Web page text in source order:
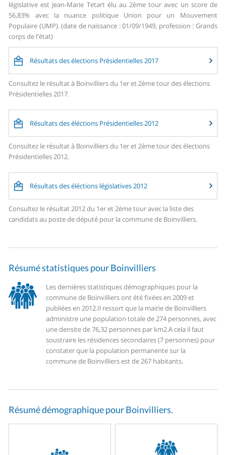
législative est Jean-Marie Tetart élu au 2ème tour avec un score de
56,83% avec la nuance politique Union pour un Mouvement
Populaire (UMP). (date de naissance : 01/09/1949, profession : Grands
corps de l'état)
Résultats des élections Présidentielles 2017
Consultez le résultat à Boinvilliers du 1er et 2ème tour des élections
Présidentielles 2017.
Résultats des éléctions Présidentielles 2012
Consultez le résultat à Boinvilliers du 1er et 2ème tour des élections
Présidentielles 2012.
Résultats des éléctions législatives 2012
Consultez le résultat 2012 du 1er et 2ème tour avec la liste des
candidats au poste de député pour la commune de Boinvilliers.
Résumé statistiques pour Boinvilliers
Les dernières statistiques démographiques pour la
commune de Boinvilliers ont été fixées en 2009 et
publiées en 2012.Il ressort que la mairie de Boinvilliers
administre une population totale de 274 personnes, avec
une densite de 76,32 personnes par km2.A cela il faut
soustraire les résidences secondaires (7 personnes) pour
constater que la population permanente sur la
commune de Boinvilliers est de 267 habitants.
Résumé démographique pour Boinvilliers.